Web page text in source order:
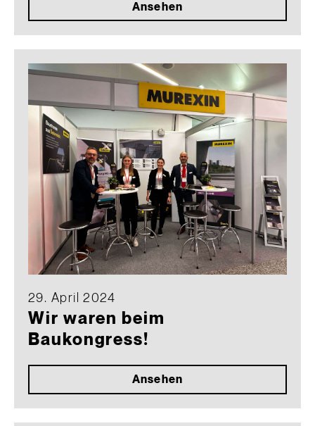
Ansehen
29. April 2024
Wir waren beim
Baukongress!
Ansehen